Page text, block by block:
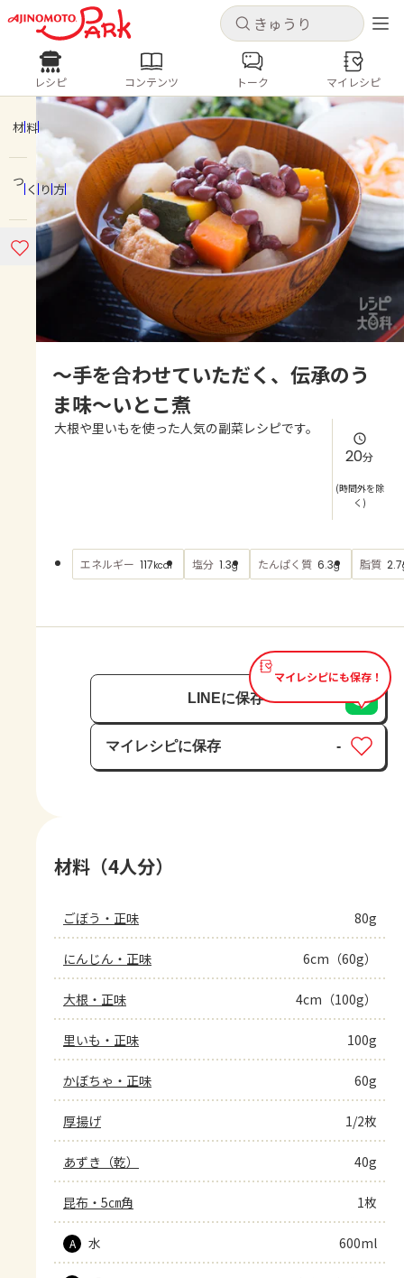
キャンセル
ログインするとレシピを保存できます
ログイン 新規登録
ホーム
コンテンツ
レシピ
よくあるお問い合わせ
キャンセル
レシピ コンテンツ
人気の食材・レシピ
きゅうり なす トマト
とうもろこし
ピーマン
みょうが ゴーヤ
レシピ コンテンツ トーク マイレシピ
材料
つくり方
～手を合わせていただく、伝承のう
ま味～いとこ煮
大根や里いもを使った人気の副菜レシピです。
20分
(時間外を除
く)
エネルギー 117kcal 塩分 1.3g たんぱく質 6.3g 脂質 2.7
マイレシピにも保存！
LINEに保存
マイレシピに保存
保存済み
-
材料（4人分）
ごぼう・正味 80g
にんじん・正味 6cm（60g）
大根・正味 4cm（100g）
里いも・正味 100g
かぼちゃ・正味 60g
厚揚げ 1/2枚
あずき（乾） 40g
昆布・5㎝角 1枚
A 水 600ml